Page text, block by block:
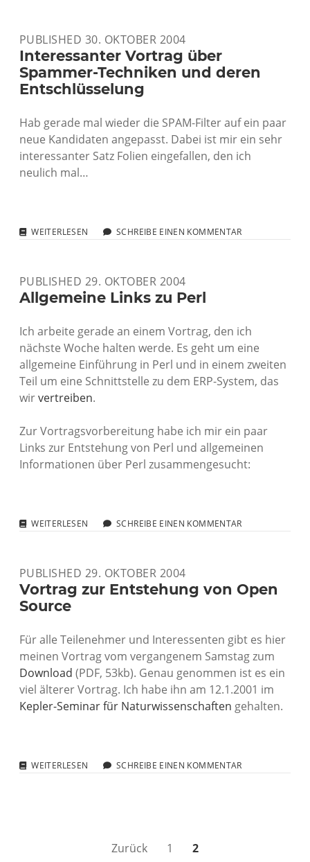
NICHT
IMMER
EINE
FESTE
IP
PUBLISHED 30. OKTOBER 2004
Interessanter Vortrag über
Spammer-Techniken und deren
Entschlüsselung
Hab gerade mal wieder die SPAM-Filter auf ein paar
neue Kandidaten angepasst. Dabei ist mir ein sehr
interessanter Satz Folien eingefallen, den ich
neulich mal…
WEITERLESEN INTERESSANTER
TECHNIKEN
UND
DEREN
SCHREIBE EINEN KOMMENTAR
PUBLISHED 29. OKTOBER 2004
Allgemeine Links zu Perl
Ich arbeite gerade an einem Vortrag, den ich
nächste Woche halten werde. Es geht um eine
allgemeine Einführung in Perl und in einem zweiten
Teil um eine Schnittstelle zu dem ERP-System, das
wirvertreiben.
Zur Vortragsvorbereitung habe ich mir ein paar
Links zur Entstehung von Perl und allgemeinen
Informationen über Perl zusammengesucht:
WEITERLESEN ALLGEMEINESCHREIBE EINEN KOMMENTAR
PUBLISHED 29. OKTOBER 2004
Vortrag zur Entstehung von Open
Source
Für alle Teilenehmer und Interessenten gibt es hier
meinen Vortrag vom vergangenem Samstag zum
Download (PDF, 53kb). Genau genommen ist es ein
viel älterer Vortrag. Ich habe ihn am 12.1.2001 im
Kepler-Seminar für Naturwissenschaften gehalten.
WEITERLESEN VORTRAGSCHREIBE EINEN KOMMENTAR
Seitennummerierung
Zurück 1 2